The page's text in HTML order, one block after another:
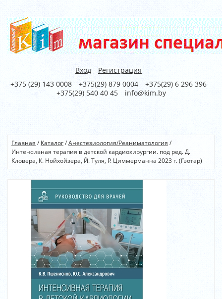
Вход
Регистрация
+375 (29) 143 0008
+375(29) 879 0004
+375(29) 6 296 396
+375(29) 540 40 45
info@kim.by
Главная /Каталог/Анестезиология/Реаниматология /
Интенсивная терапия в детской кардиохирургии. под ред. Д.
Кловера, К. Нойхойзера, Й. Туля, Р. Циммерманна 2023 г. (Гэотар)